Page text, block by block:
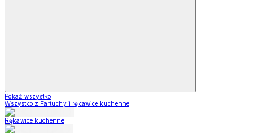
Pokaż wszystko
Wszystko z Fartuchy i rękawice kuchenne
Rękawice kuchenne